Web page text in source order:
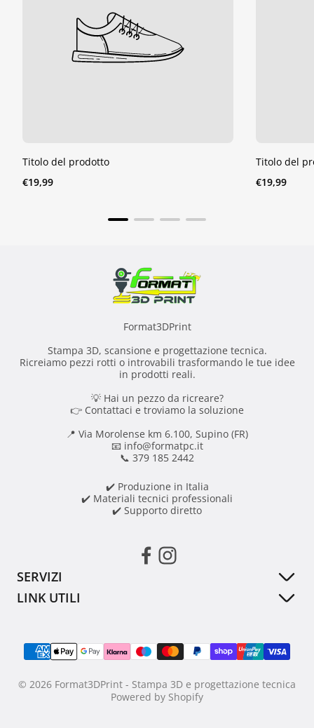
Titolo del prodotto
Prezzo
€19,99
Titolo del
Prezzo
€19,99
Format3DPrint
Stampa 3D, scansione e progettazione tecnica.
Ricreiamo pezzi rotti o introvabili trasformando le tue idee
in prodotti reali.
💡 Hai un pezzo da ricreare?
👉 Contattaci e troviamo la soluzione
📍 Via Morolense km 6.100, Supino (FR)
📧 info@formatpc.it
📞 379 185 2442
✔️ Produzione in Italia
✔️ Materiali tecnici professionali
✔️ Supporto diretto
SERVIZI
Scansione 3D
Progettazione personalizzata
LINK UTILI
Shop
Collezioni
© 2026 Format3DPrint - Stampa 3D e progettazione tecnica
Powered by Shopify